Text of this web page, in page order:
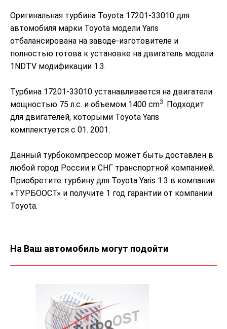
Оригинальная турбина Toyota 17201-33010 для
автомобиля марки Toyota модели Yaris
отбалансирована на заводе-изготовителе и
полностью готова к установке на двигатель модели
1NDTV модификации 1.3.
Турбина 17201-33010 устанавливается на двигатели
мощностью 75 л.с. и объемом 1400 cm3. Подходит
для двигателей, которыми Toyota Yaris
комплектуется с 01. 2001.
Данный турбокомпрессор может быть доставлен в
любой город России и СНГ транспортной компанией.
Приобретите турбину для Toyota Yaris 1.3 в компании
«ТУРБООСТ» и получите 1 год гарантии от компании
Toyota.
На Ваш автомобиль могут подойти